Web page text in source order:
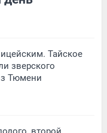
Тайское
зверского
Тюмени